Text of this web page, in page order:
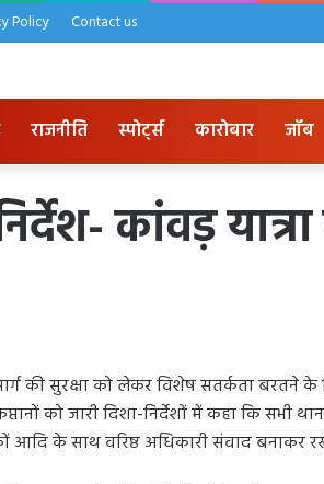
Policy Contact us
राजनीति स्पोर्ट्स कारोबार जॉब
कांवड़
की सुरक्षा को लेकर विशेष सतर्कता बरतने के
को जारी दिशा-निर्देशों में कहा कि सभी थाना
आदि के साथ वरिष्ठ अधिकारी संवाद बनाकर